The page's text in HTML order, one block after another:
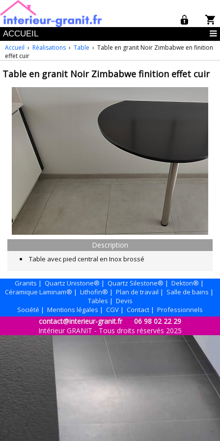
ACCUEIL
Accueil › Réalisations › Table › Table en granit Noir Zimbabwe en finition
effet cuir
Table en granit Noir Zimbabwe finition effet cuir
Description
Table avec pied central en Inox brossé
Granits | Quartz Unistone® | Quartz Silestone® | Dekton® |
Céramique Laminam® | Lithofin® | Plan de travail | Salle de bains |
Tables | Devis
Société | Mentions légales | CGV | Contact | Professionnels
contact@interieur-granit.fr
06 98 02 22 29
Intérieur GRANIT - Tous droits réservés 2025